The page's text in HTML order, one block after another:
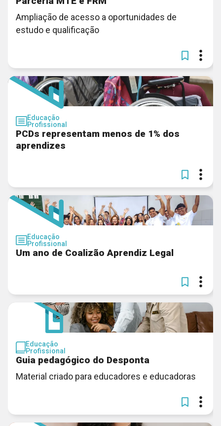
Ampliação de acesso a oportunidades de
estudo e qualificação
Educação
Profissional
PCDs representam menos de 1% dos
aprendizes
Educação
Profissional
Um ano de Coalizão Aprendiz Legal
Educação
Profissional
Guia pedagógico do Desponta
Material criado para educadores e educadoras